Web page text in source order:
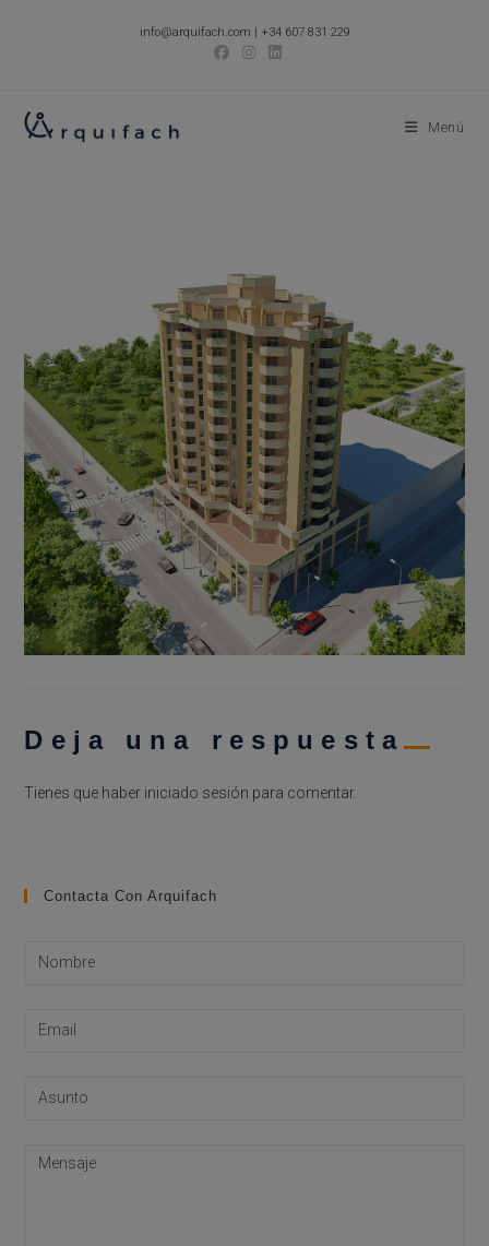
info@arquifach.com | +34 607 831 229
Menú
Deja una respuesta
Tienes que haber iniciado sesión para comentar.
Contacta Con Arquifach